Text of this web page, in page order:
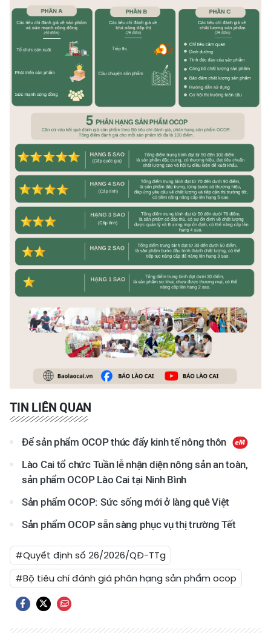
TIN LIÊN QUAN
Để sản phẩm OCOP thúc đẩy kinh tế nông thôn
Lào Cai tổ chức Tuần lễ nhận diện nông sản an toàn,
sản phẩm OCOP Lào Cai tại Ninh Bình
Sản phẩm OCOP: Sức sống mới ở làng quê Việt
Sản phẩm OCOP sẵn sàng phục vụ thị trường Tết
#Quyết định số 26/2026/QĐ-TTg
#Bộ tiêu chí đánh giá phân hạng sản phẩm ocop